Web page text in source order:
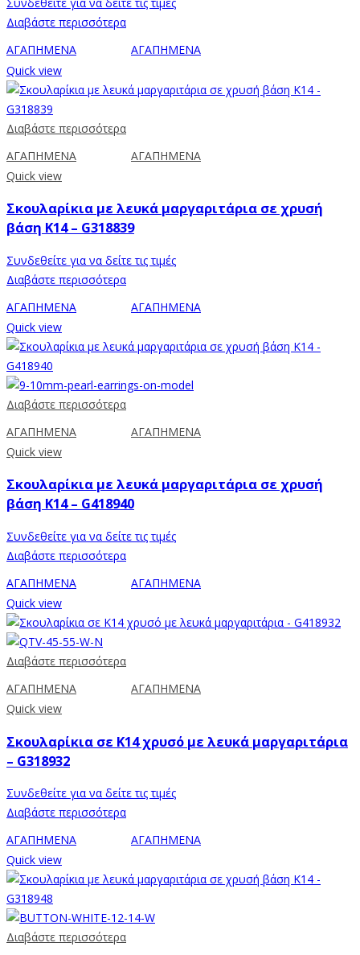
Συνδεθείτε για να δείτε τις τιμές
Διαβάστε περισσότερα
ΑΓΑΠΗΜΕΝΑ
ΑΓΑΠΗΜΕΝΑ
Quick view
Διαβάστε περισσότερα
ΑΓΑΠΗΜΕΝΑ
ΑΓΑΠΗΜΕΝΑ
Quick view
Σκουλαρίκια με λευκά μαργαριτάρια σε χρυσή
βάση Κ14 – G318839
Συνδεθείτε για να δείτε τις τιμές
Διαβάστε περισσότερα
ΑΓΑΠΗΜΕΝΑ
ΑΓΑΠΗΜΕΝΑ
Quick view
Διαβάστε περισσότερα
ΑΓΑΠΗΜΕΝΑ
ΑΓΑΠΗΜΕΝΑ
Quick view
Σκουλαρίκια με λευκά μαργαριτάρια σε χρυσή
βάση Κ14 – G418940
Συνδεθείτε για να δείτε τις τιμές
Διαβάστε περισσότερα
ΑΓΑΠΗΜΕΝΑ
ΑΓΑΠΗΜΕΝΑ
Quick view
Διαβάστε περισσότερα
ΑΓΑΠΗΜΕΝΑ
ΑΓΑΠΗΜΕΝΑ
Quick view
Σκουλαρίκια σε Κ14 χρυσό με λευκά μαργαριτάρια
– G318932
Συνδεθείτε για να δείτε τις τιμές
Διαβάστε περισσότερα
ΑΓΑΠΗΜΕΝΑ
ΑΓΑΠΗΜΕΝΑ
Quick view
Διαβάστε περισσότερα